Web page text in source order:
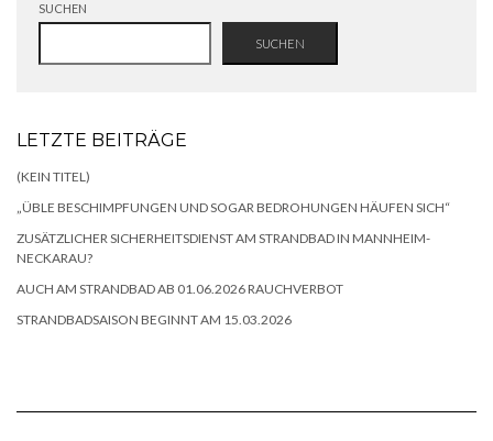
SUCHEN
SUCHEN
LETZTE BEITRÄGE
(KEIN TITEL)
„ÜBLE BESCHIMPFUNGEN UND SOGAR BEDROHUNGEN HÄUFEN SICH“
ZUSÄTZLICHER SICHERHEITSDIENST AM STRANDBAD IN MANNHEIM-
NECKARAU?
AUCH AM STRANDBAD AB 01.06.2026 RAUCHVERBOT
STRANDBADSAISON BEGINNT AM 15.03.2026